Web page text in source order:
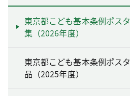
東京都こども基本条例ポス
集（2026年度）
東京都こども基本条例ポス
品（2025年度）